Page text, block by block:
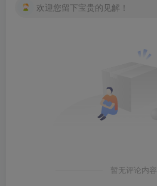
欢迎您留下宝贵的见解！
暂无评论内容